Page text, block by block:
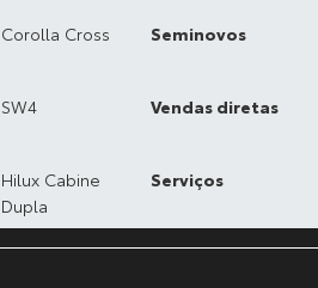
Corolla Cross
SW4
Hilux Cabine
Dupla
Seminovos
Vendas diretas
Serviços